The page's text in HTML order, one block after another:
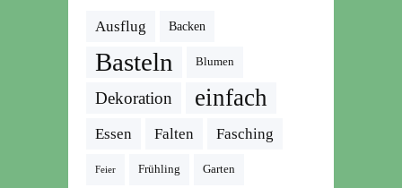
Ausflug Backen
Basteln Blumen
Dekoration einfach
Essen Falten Fasching
Feier Frühling Garten